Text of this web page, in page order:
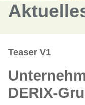
Teaser V1
DERIX-